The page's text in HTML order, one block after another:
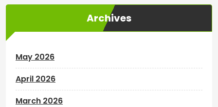
Archives
May 2026
April 2026
March 2026